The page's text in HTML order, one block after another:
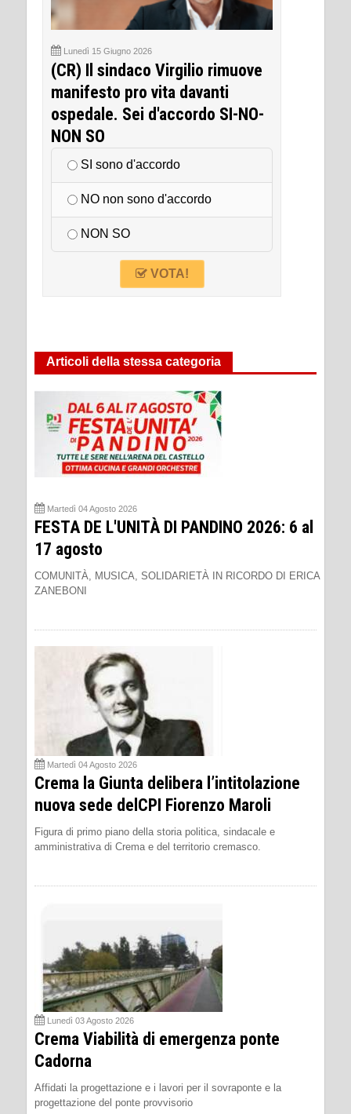
Lunedì 15 Giugno 2026
(CR) Il sindaco Virgilio rimuove
manifesto pro vita davanti
ospedale. Sei d'accordo SI-NO-
NON SO
SI sono d'accordo
NO non sono d'accordo
NON SO
VOTA!
Articoli della stessa categoria
Martedì 04 Agosto 2026
FESTA DE L'UNITÀ DI PANDINO 2026: 6 al
17 agosto
COMUNITÀ, MUSICA, SOLIDARIETÀ IN RICORDO DI ERICA
ZANEBONI
Martedì 04 Agosto 2026
Crema la Giunta delibera l’intitolazione
nuova sede delCPI Fiorenzo Maroli
Figura di primo piano della storia politica, sindacale e
amministrativa di Crema e del territorio cremasco.
Lunedì 03 Agosto 2026
Crema Viabilità di emergenza ponte
Cadorna
Affidati la progettazione e i lavori per il sovraponte e la
progettazione del ponte provvisorio